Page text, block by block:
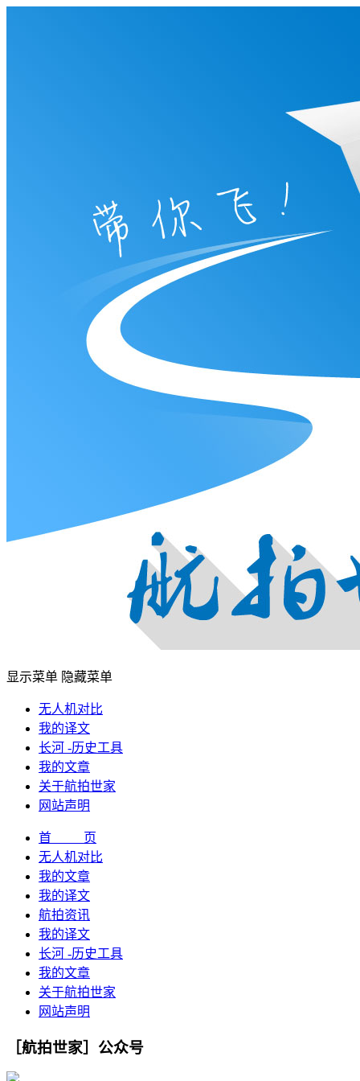
显示菜单 隐藏菜单
无人机对比
我的译文
长河 -历史工具
我的文章
关于航拍世家
网站声明
首 页
无人机对比
我的文章
我的译文
航拍资讯
我的译文
长河 -历史工具
我的文章
关于航拍世家
网站声明
［航拍世家］公众号